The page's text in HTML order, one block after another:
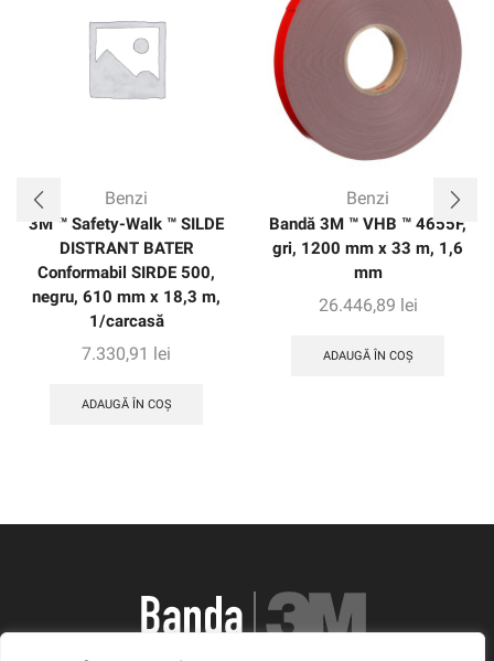
Benzi
3M ™ Safety-Walk ™ SILDE
DISTRANT BATER
Conformabil SIRDE 500,
negru, 610 mm x 18,3 m,
1/carcasă
7.330,91 lei
ADAUGĂ ÎN COȘ
Benzi
Bandă 3M ™ VHB ™ 4655F,
gri, 1200 mm x 33 m, 1,6
mm
26.446,89 lei
ADAUGĂ ÎN COȘ